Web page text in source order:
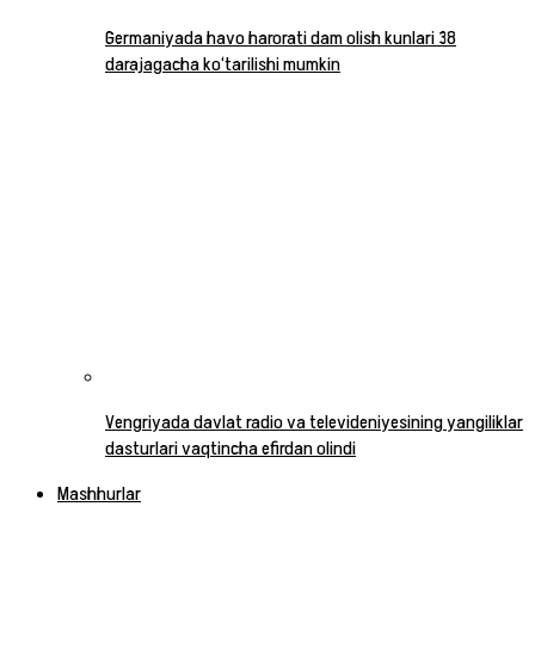
Germaniyada havo harorati dam olish kunlari 38
darajagacha ko‘tarilishi mumkin
Vengriyada davlat radio va televideniyesining yangiliklar
dasturlari vaqtincha efirdan olindi
Mashhurlar